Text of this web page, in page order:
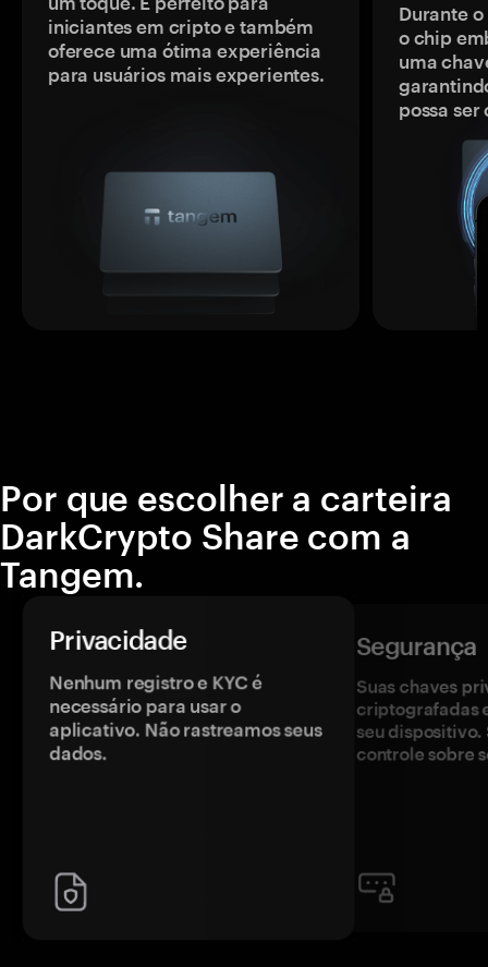
iniciantes em cripto e também
oferece uma ótima experiência
para usuários mais experientes.
Durante
o chip
uma
possa
Por que escolher a carteira
DarkCrypto Share com a
Tangem.
Privacidade
Nenhum registro e KYC é
necessário para usar o
aplicativo. Não rastreamos seus
dados.
Segurança
Suas chaves
criptografadas
seu dispositivo.
controle sobre